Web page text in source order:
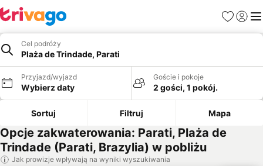
Ulubione
Cel podróży
Plaża de Trindade, Parati
Przyjazd/wyjazd
Wybierz daty
Goście i pokoje
2 gości, 1 pokój.
Sortuj Filtruj Mapa
Opcje zakwaterowania: Parati, Plaża de
Trindade (Parati, Brazylia) w pobliżu
Jak prowizje wpływają na wyniki wyszukiwania